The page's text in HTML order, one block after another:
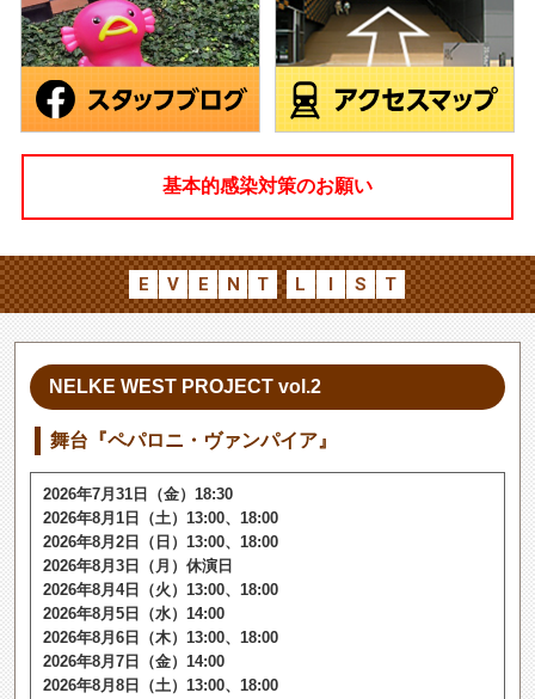
基本的感染対策のお願い
E V E N T L S T
NELKE WEST PROJECT vol.2
舞台『ペパロニ・ヴァンパイア』
2026年7月31日（金）18:30
2026年8月1日（土）13:00、18:00
2026年8月2日（日）13:00、18:00
2026年8月3日（月）休演日
2026年8月4日（火）13:00、18:00
2026年8月5日（水）14:00
2026年8月6日（木）13:00、18:00
2026年8月7日（金）14:00
2026年8月8日（土）13:00、18:00